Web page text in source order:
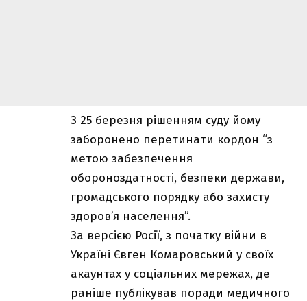
З 25 березня рішенням суду йому
заборонено перетинати кордон “з
метою забезпечення
обороноздатності, безпеки держави,
громадського порядку або захисту
здоров’я населення”.
За версією Росії, з початку війни в
Україні Євген Комаровський у своїх
акаунтах у соціальних мережах, де
раніше публікував поради медичного